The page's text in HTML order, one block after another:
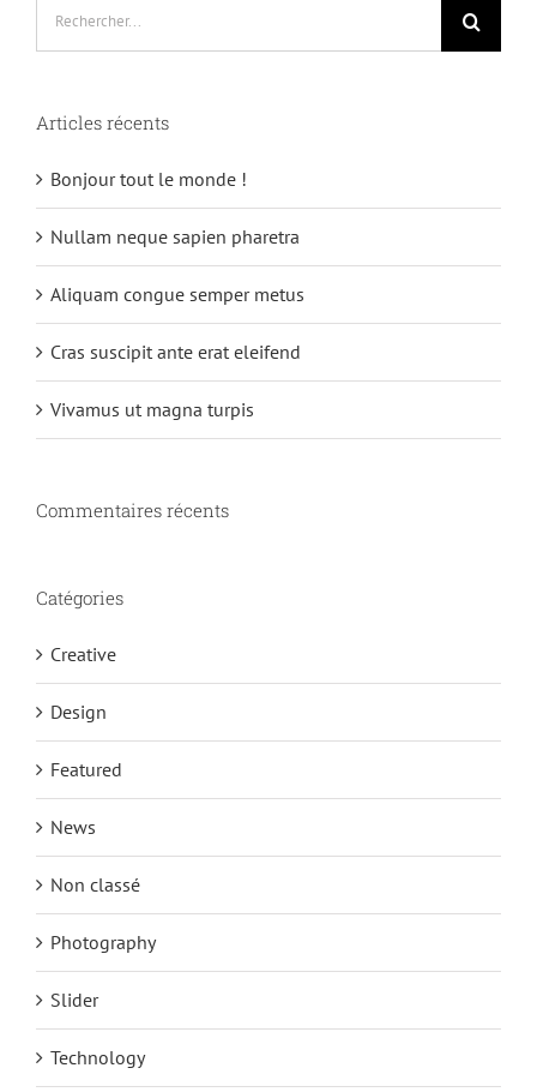
Articles récents
Bonjour tout le monde !
Nullam neque sapien pharetra
Aliquam congue semper metus
Cras suscipit ante erat eleifend
Vivamus ut magna turpis
Commentaires récents
Catégories
Creative
Design
Featured
News
Non classé
Photography
Slider
Technology